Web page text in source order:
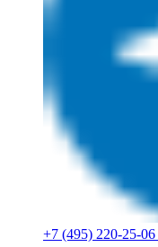
+7 (495) 220-25-06